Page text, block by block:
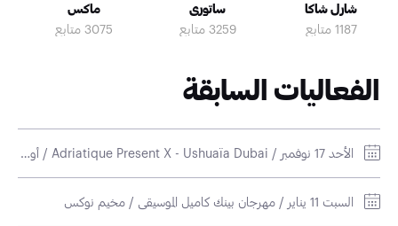
شارل شاكا
1187 متابع
ساتوري
3259 متابع
ماكس
3075 متابع
الفعاليات السابقة
الأحد 17 نوفمبر / Adriatique Present X - Ushuaïa Dubai / أوشوايا دبي هاربور إكسبيرينس
السبت 11 يناير / مهرجان بينك كاميل الموسيقي / مخيم نوكس